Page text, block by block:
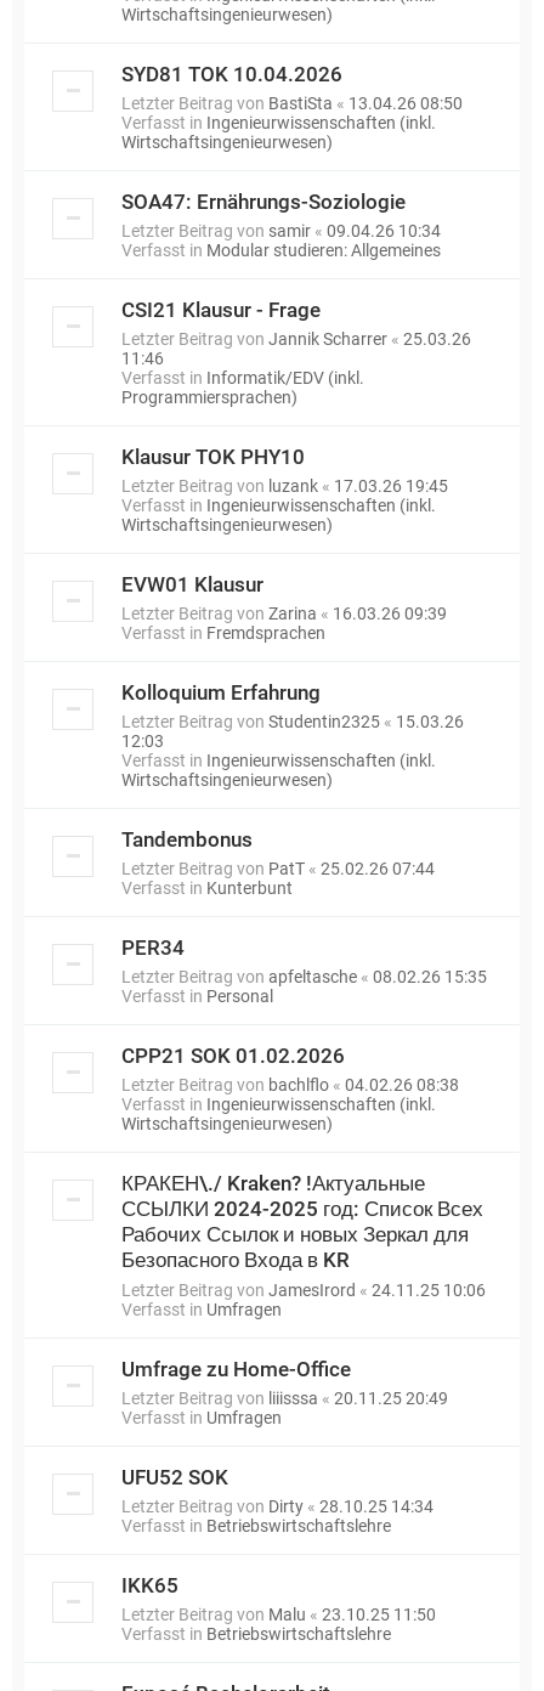
Wirtschaftsingenieurwesen)
SYD81 TOK 10.04.2026
Letzter Beitrag von BastiSta « 13.04.26 08:50
Verfasst in Ingenieurwissenschaften (inkl.
Wirtschaftsingenieurwesen)
SOA47: Ernährungs-Soziologie
Letzter Beitrag von samir « 09.04.26 10:34
Verfasst in Modular studieren: Allgemeines
CSI21 Klausur - Frage
Letzter Beitrag von Jannik Scharrer « 25.03.26
11:46
Verfasst in Informatik/EDV (inkl.
Programmiersprachen)
Klausur TOK PHY10
Letzter Beitrag von luzank « 17.03.26 19:45
Verfasst in Ingenieurwissenschaften (inkl.
Wirtschaftsingenieurwesen)
EVW01 Klausur
Letzter Beitrag von Zarina « 16.03.26 09:39
Verfasst in Fremdsprachen
Kolloquium Erfahrung
Letzter Beitrag von Studentin2325 « 15.03.26
12:03
Verfasst in Ingenieurwissenschaften (inkl.
Wirtschaftsingenieurwesen)
Tandembonus
Letzter Beitrag von PatT « 25.02.26 07:44
Verfasst in Kunterbunt
PER34
Letzter Beitrag von apfeltasche « 08.02.26 15:35
Verfasst in Personal
CPP21 SOK 01.02.2026
Letzter Beitrag von bachlflo « 04.02.26 08:38
Verfasst in Ingenieurwissenschaften (inkl.
Wirtschaftsingenieurwesen)
КРАКЕН\./ Kraken? !Актуальные
ССЫЛКИ 2024-2025 год: Список Всех
Рабочих Ссылок и новых Зеркал для
Безопасного Входа в KR
Letzter Beitrag von JamesIrord « 24.11.25 10:06
Verfasst in Umfragen
Umfrage zu Home-Office
Letzter Beitrag von liiisssa « 20.11.25 20:49
Verfasst in Umfragen
UFU52 SOK
Letzter Beitrag von Dirty « 28.10.25 14:34
Verfasst in Betriebswirtschaftslehre
IKK65
Letzter Beitrag von Malu « 23.10.25 11:50
Verfasst in Betriebswirtschaftslehre